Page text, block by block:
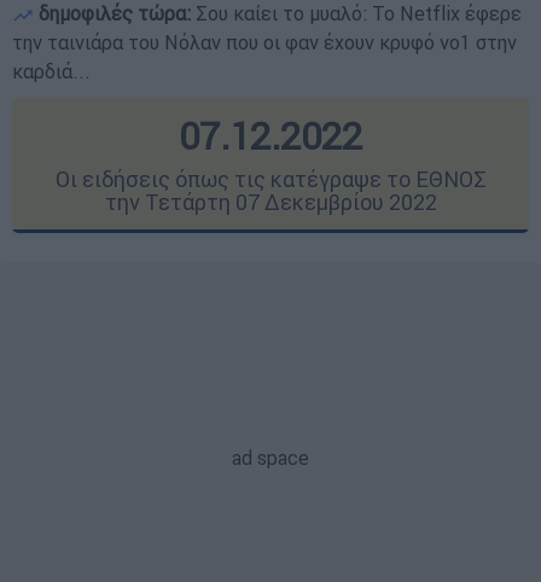
δημοφιλές τώρα: Σου καίει το μυαλό: Το Netflix έφερε
την ταινιάρα του Νόλαν που οι φαν έχουν κρυφό νο1 στην
καρδιά...
07.12.2022
Οι ειδήσεις όπως τις κατέγραψε το ΕΘΝΟΣ
την Τετάρτη 07 Δεκεμβρίου 2022